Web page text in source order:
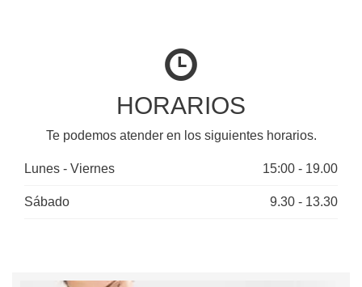
HORARIOS
Te podemos atender en los siguientes horarios.
Lunes - Viernes 15:00 - 19.00
Sábado 9.30 - 13.30